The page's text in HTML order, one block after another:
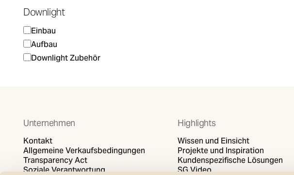
Downlight
Einbau
Aufbau
Downlight Zubehör
Unternehmen
Kontakt
Allgemeine Verkaufsbedingungen
Transparency Act
Soziale Verantwortung
Highlights
Wissen und Einsicht
Projekte und Inspiration
Kundenspezifische Lösungen
SG Video